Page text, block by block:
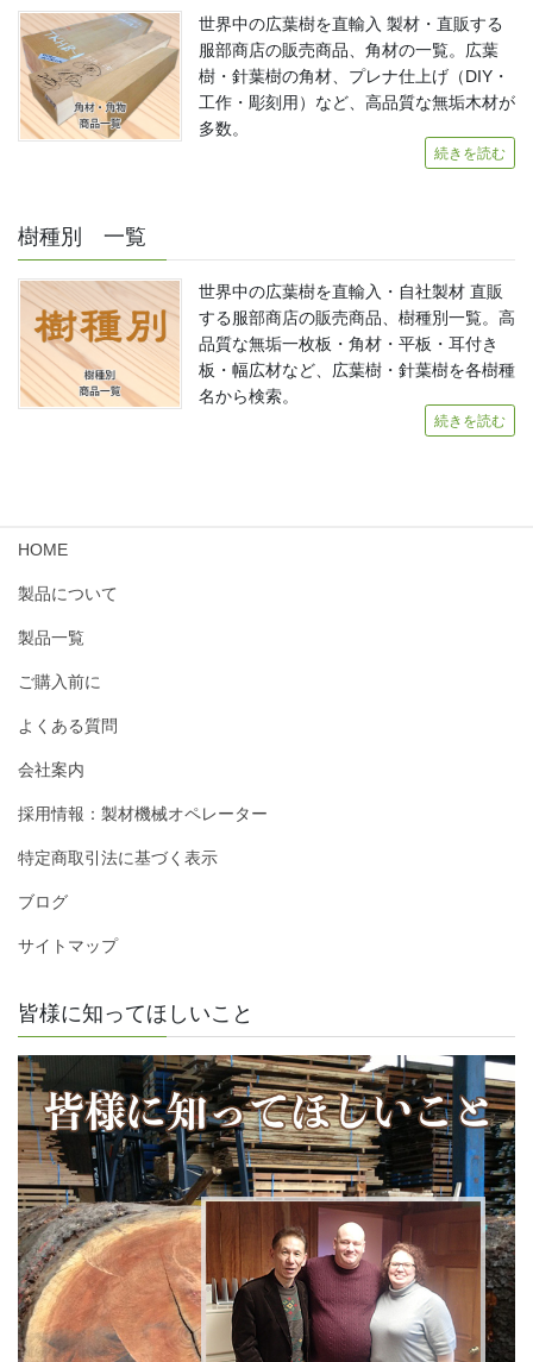
世界中の広葉樹を直輸入 製材・直販する
服部商店の販売商品、角材の一覧。広葉
樹・針葉樹の角材、プレナ仕上げ（DIY・
工作・彫刻用）など、高品質な無垢木材が
多数。
続きを読む
樹種別 一覧
世界中の広葉樹を直輸入・自社製材 直販
する服部商店の販売商品、樹種別一覧。高
品質な無垢一枚板・角材・平板・耳付き
板・幅広材など、広葉樹・針葉樹を各樹種
名から検索。
続きを読む
HOME
製品について
製品一覧
ご購入前に
よくある質問
会社案内
採用情報：製材機械オペレーター
特定商取引法に基づく表示
ブログ
サイトマップ
皆様に知ってほしいこと